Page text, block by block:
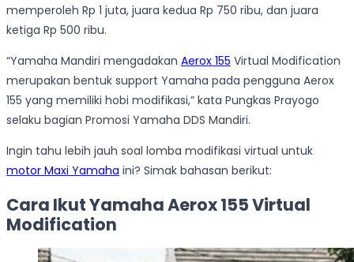
memperoleh Rp 1 juta, juara kedua Rp 750 ribu, dan juara
ketiga Rp 500 ribu.
“Yamaha Mandiri mengadakan Aerox 155 Virtual Modification
merupakan bentuk support Yamaha pada pengguna Aerox
155 yang memiliki hobi modifikasi,” kata Pungkas Prayogo
selaku bagian Promosi Yamaha DDS Mandiri.
Ingin tahu lebih jauh soal lomba modifikasi virtual untuk
motor Maxi Yamaha ini? Simak bahasan berikut:
Cara Ikut Yamaha Aerox 155 Virtual
Modification